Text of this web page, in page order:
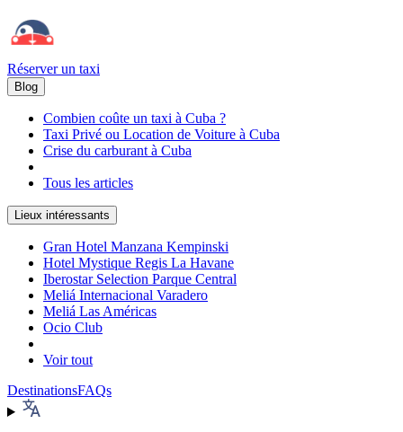
Réserver un taxi
Blog
Combien coûte un taxi à Cuba ?
Taxi Privé ou Location de Voiture à Cuba
Crise du carburant à Cuba
Tous les articles
Lieux intéressants
Gran Hotel Manzana Kempinski
Hotel Mystique Regis La Havane
Iberostar Selection Parque Central
Meliá Internacional Varadero
Meliá Las Américas
Ocio Club
Voir tout
DestinationsFAQs